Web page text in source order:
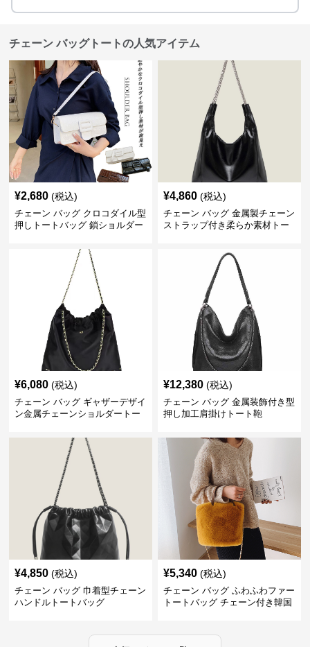
チェーン バッグトートの人気アイテム
¥2,680 (税込)
チェーン バッグ クロコダイル型
押しトートバッグ 鎖ショルダー
¥4,860 (税込)
チェーン バッグ 金属製チェーン
ストラップ付き柔らか素材トー
¥6,080 (税込)
チェーン バッグ ギャザーデザイ
ン金属チェーンショルダートー
¥12,380 (税込)
チェーン バッグ 金属装飾付き型
押し加工肩掛けトート鞄
¥4,850 (税込)
チェーン バッグ 巾着型チェーン
ハンドルトートバッグ
¥5,340 (税込)
チェーン バッグ ふわふわファー
トートバッグ チェーン付き韓国